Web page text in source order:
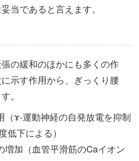
当であると言えます。
の緩和のほかにも多くの作
示す作用から、ぎっくり腰
。
（ɤ-運動神経の自発放電を抑制
下による）
増加（血管平滑筋のCaイオン